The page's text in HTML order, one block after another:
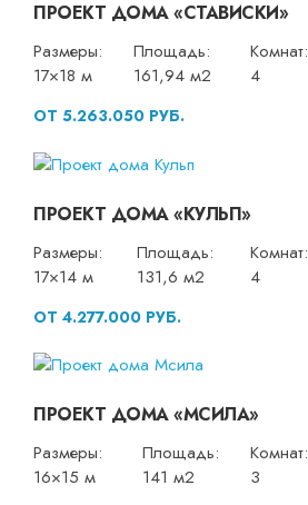
ПРОЕКТ ДОМА «СТАВИСКИ»
Размеры:
17×18 м
Площадь:
161,94 м2
Комнат:
4
ОТ 5.263.050 РУБ.
ПРОЕКТ ДОМА «КУЛЬП»
Размеры:
17×14 м
Площадь:
131,6 м2
Комнат:
4
ОТ 4.277.000 РУБ.
ПРОЕКТ ДОМА «МСИЛА»
Размеры:
16×15 м
Площадь:
141 м2
Комнат:
3